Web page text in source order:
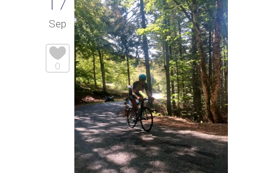
Sep
0